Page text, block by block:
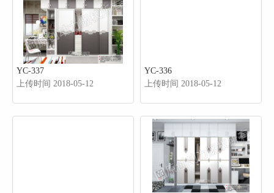
YC-337
上传时间 2018-05-12
YC-336
上传时间 2018-05-12